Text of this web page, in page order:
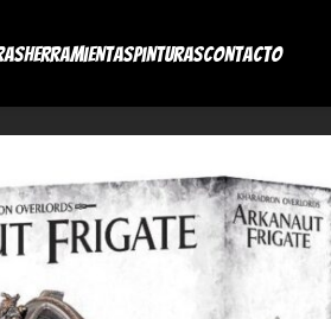
HerramientasPinturasContacto